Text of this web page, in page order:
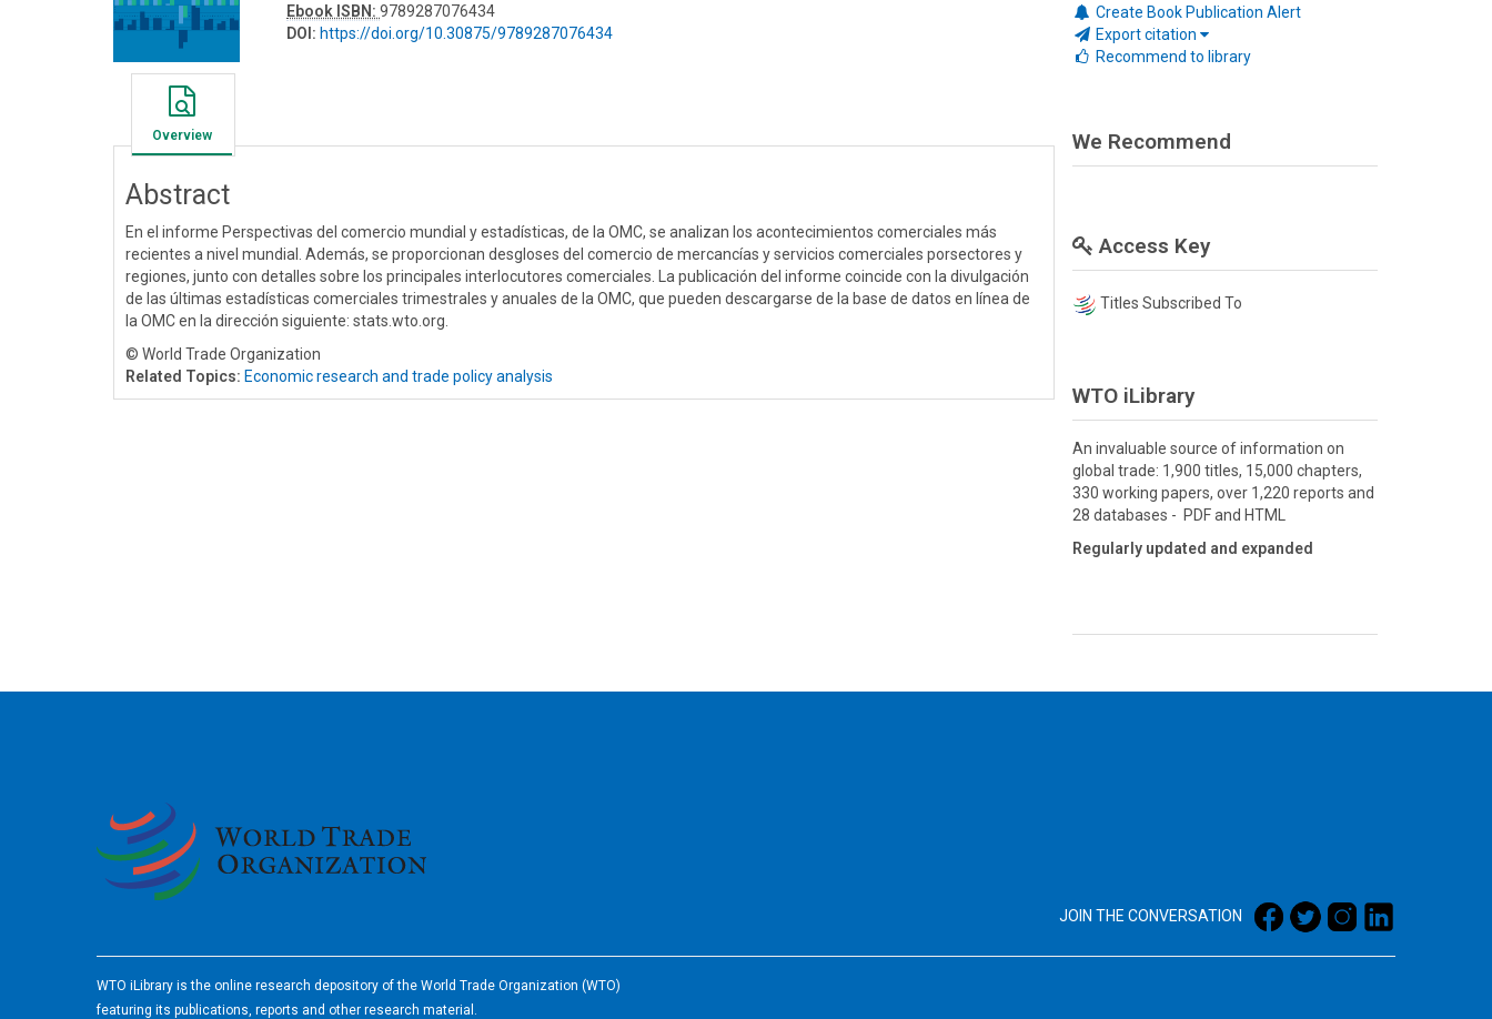
Create Book Publication Alert
Export citation
Recommend to library
Ebook ISBN:9789287076434
DOI: https://doi.org/10.30875/9789287076434
Overview
Abstract
En el informe Perspectivas del comercio mundial y estadísticas, de la OMC, se analizan los acontecimientos comerciales más
recientes a nivel mundial. Además, se proporcionan desgloses del comercio de mercancías y servicios comerciales porsectores y
regiones, junto con detalles sobre los principales interlocutores comerciales. La publicación del informe coincide con la divulgación
de las últimas estadísticas comerciales trimestrales y anuales de la OMC, que pueden descargarse de la base de datos en línea de
la OMC en la dirección siguiente: stats.wto.org.
© World Trade Organization
Related Topics: Economic research and trade policy analysis
We Recommend
Access Key
Titles Subscribed To
WTO iLibrary
An invaluable source of information on
global trade: 1,900 titles, 15,000 chapters,
330 working papers, over 1,220 reports and
28 databases - PDF and HTML
Regularly updated and expanded
JOIN THE CONVERSATION
WTO iLibrary is the online research depository of the World Trade Organization (WTO)
featuring its publications, reports and other research material.